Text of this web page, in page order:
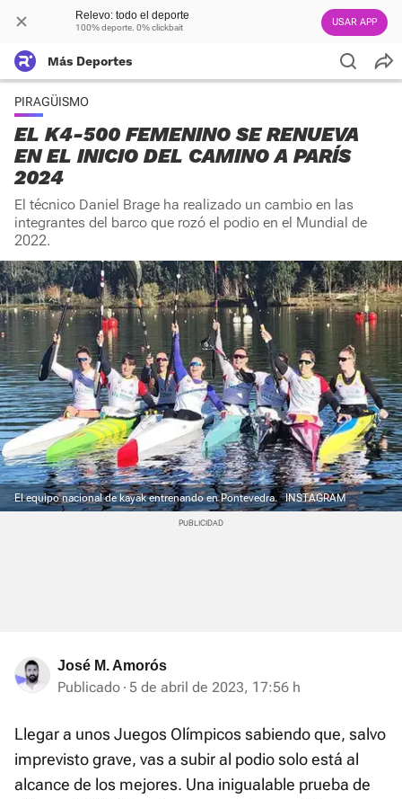
Relevo: todo el deporte
100% deporte. 0% clickbait USAR APP
Más Deportes
PIRAGÜISMO
EL K4-500 FEMENINO SE RENUEVA
EN EL INICIO DEL CAMINO A PARÍS
2024
El técnico Daniel Brage ha realizado un cambio en las
integrantes del barco que rozó el podio en el Mundial de
2022.
El equipo nacional de kayak entrenando en Pontevedra. INSTAGRAM
José M. Amorós
Publicado 5 de abril de 2023, 17:56 h
Llegar a unos Juegos Olímpicos sabiendo que, salvo
imprevisto grave, vas a subir al podio solo está al
alcance de los mejores. Una inigualable prueba de